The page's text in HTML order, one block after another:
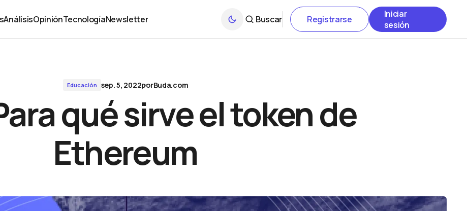
AnálisisOpiniónTecnologíaNewsletter
Buscar Registrarse
Iniciar
sesión
Educación sep. 5, 2022porBuda.com
qué sirve el token de
Ethereum